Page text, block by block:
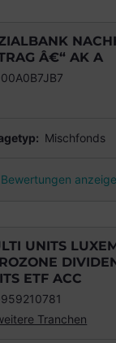
Â€“ AK A
Mischfonds
Bewertungen
UNITS
ETF ACC
Tranchen